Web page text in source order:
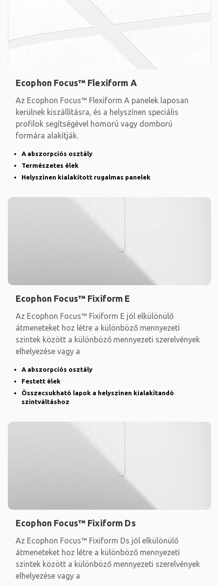
Ecophon Focus™ Flexiform A
Az Ecophon Focus™ Flexiform A panelek laposan
kerülnek kiszállításra, és a helyszínen speciális
profilok segítségével homorú vagy domború
formára alakítják.
A abszorpciós osztály
Természetes élek
Helyszínen kialakított rugalmas panelek
Ecophon Focus™ Fixiform E
Az Ecophon Focus™ Fixiform E jól elkülönülő
átmeneteket hoz létre a különböző mennyezeti
szintek között a különböző mennyezeti szerelvények
elhelyezése vagy a
A abszorpciós osztály
Festett élek
Összecsukható lapok a helyszínen kialakítandó
szintváltáshoz
Ecophon Focus™ Fixiform Ds
Az Ecophon Focus™ Fixiform Ds jól elkülönülő
átmeneteket hoz létre a különböző mennyezeti
szintek között a különböző mennyezeti szerelvények
elhelyezése vagy a